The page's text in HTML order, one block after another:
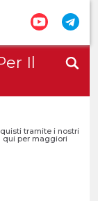
Il
tramite i nostri
qui per maggiori